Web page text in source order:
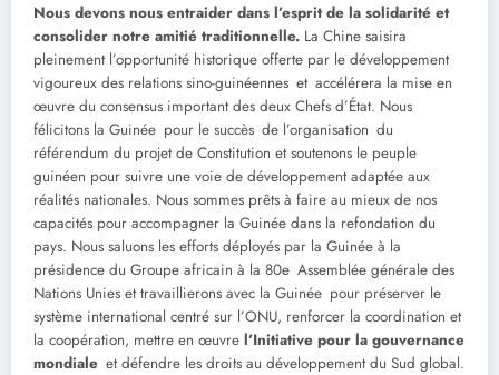
Nous devons nous entraider dans l’esprit de la solidarité et
consolider notre amitié traditionnelle. La Chine saisira
pleinement l’opportunité historique offerte par le développement
vigoureux des relations sino-guinéennes et accélérera la mise en
œuvre du consensus important des deux Chefs d’État. Nous
félicitons la Guinée pour le succès de l’organisation du
référendum du projet de Constitution et soutenons le peuple
guinéen pour suivre une voie de développement adaptée aux
réalités nationales. Nous sommes prêts à faire au mieux de nos
capacités pour accompagner la Guinée dans la refondation du
pays. Nous saluons les efforts déployés par la Guinée à la
présidence du Groupe africain à la 80e Assemblée générale des
Nations Unies et travaillierons avec la Guinée pour préserver le
système international centré sur l’ONU, renforcer la coordination et
la coopération, mettre en œuvre l’Initiative pour la gouvernance
mondiale et défendre les droits au développement du Sud global.